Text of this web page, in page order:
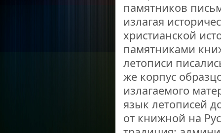
памятников
излагая
христианской
памятниками
летописи
же корпус
излагаемого
язык летописей
от книжной на